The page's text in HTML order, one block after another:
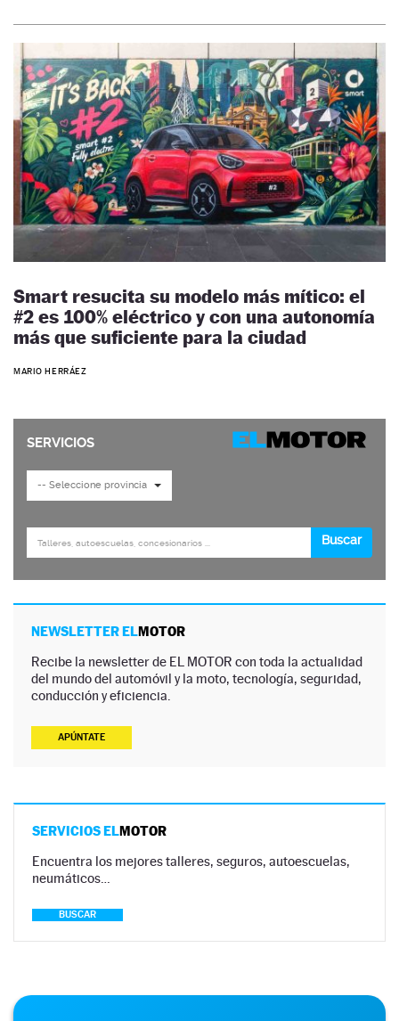
Smart resucita su modelo más mítico: el
#2 es 100% eléctrico y con una autonomía
más que suficiente para la ciudad
MARIO HERRÁEZ
NEWSLETTER ELMOTOR
Recibe la newsletter de EL MOTOR con toda la actualidad
del mundo del automóvil y la moto, tecnología, seguridad,
conducción y eficiencia.
APÚNTATE
SERVICIOS ELMOTOR
Encuentra los mejores talleres, seguros, autoescuelas,
neumáticos…
BUSCAR